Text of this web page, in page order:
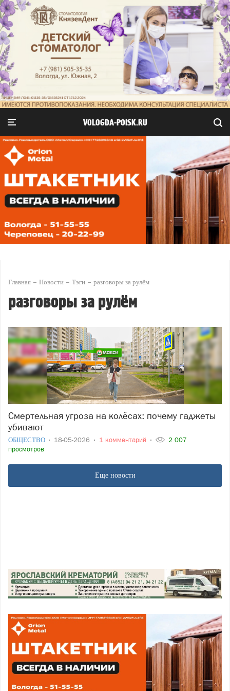
VOLOGDA-POISK.RU
Главная Новости Тэги разговоры за рулём
разговоры за рулём
Смертельная угроза на колёсах: почему гаджеты
убивают
ОБЩЕСТВО 18-05-2026 1 комментарий
2 007
просмотров
Еще новости